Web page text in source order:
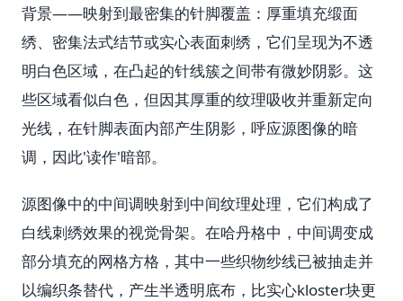
背景——映射到最密集的针脚覆盖：厚重填充缎面
绣、密集法式结节或实心表面刺绣，它们呈现为不透
明白色区域，在凸起的针线簇之间带有微妙阴影。这
些区域看似白色，但因其厚重的纹理吸收并重新定向
光线，在针脚表面内部产生阴影，呼应源图像的暗
调，因此'读作'暗部。
源图像中的中间调映射到中间纹理处理，它们构成了
白线刺绣效果的视觉骨架。在哈丹格中，中间调变成
部分填充的网格方格，其中一些织物纱线已被抽走并
以编织条替代，产生半透明底布，比实心kloster块更